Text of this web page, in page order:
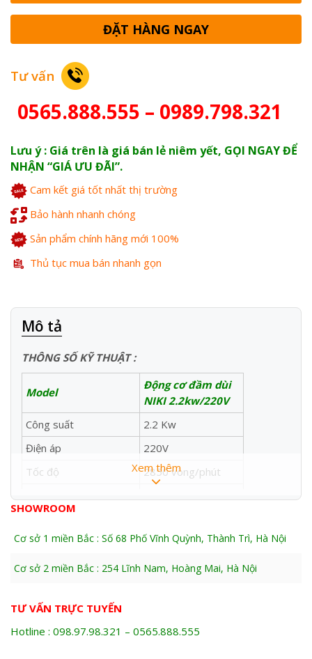
ĐẶT HÀNG NGAY
Tư vấn
0565.888.555 – 0989.798.321
Lưu ý : Giá trên là giá bán lẻ niêm yết, GỌI NGAY ĐỂ
NHẬN “GIÁ ƯU ĐÃI”.
Cam kết giá tốt nhất thị trường
Bảo hành nhanh chóng
Sản phẩm chính hãng mới 100%
Thủ tục mua bán nhanh gọn
Mô tả
THÔNG SỐ KỸ THUẬT :
Model
Động cơ đầm dùi
NIKI 2.2kw/220V
Công suất
2.2 Kw
Điện áp
220V
Tốc độ
2850 vòng/phút
THÔNG TIN CHI TIẾT
1. Ứng dụng của máy đầm dùi trong các công trình
xây dựng
Đầm dùi bê tông hoạt động dựa trên hình thức đầm phía
Xem thêm
SHOWROOM
Cơ sở 1 miền Bắc : Số 68 Phố Vĩnh Quỳnh, Thành Trì, Hà Nội
Cơ sở 2 miền Bắc : 254 Lĩnh Nam, Hoàng Mai, Hà Nội
TƯ VẤN TRỰC TUYẾN
Hotline : 098.97.98.321 – 0565.888.555